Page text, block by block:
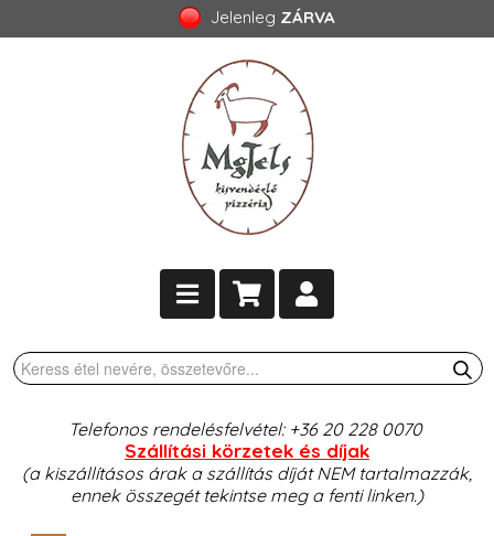
Jelenleg ZÁRVA
Telefonos rendelésfelvétel: +36 20 228 0070
Szállítási körzetek és díjak
(a kiszállításos árak a szállítás díját NEM tartalmazzák,
ennek összegét tekintse meg a fenti linken.)